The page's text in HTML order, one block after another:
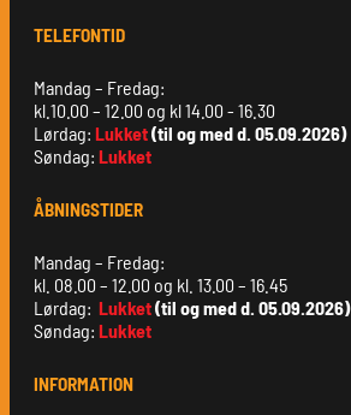
TELEFONTID
Mandag – Fredag:
kl.10.00 – 12.00 og kl 14.00 - 16.30
Lørdag: Lukket(til og med d. 05.09.2026)
Søndag: Lukket
ÅBNINGSTIDER
Mandag – Fredag:
kl. 08.00 – 12.00 og kl. 13.00 – 16.45
Lørdag: Lukket(til og med d. 05.09.2026)
Søndag: Lukket
INFORMATION